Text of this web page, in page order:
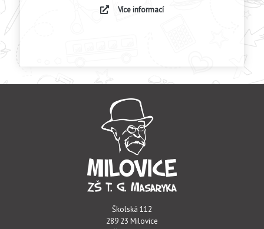
Více informací
Školská 112
289 23 Milovice